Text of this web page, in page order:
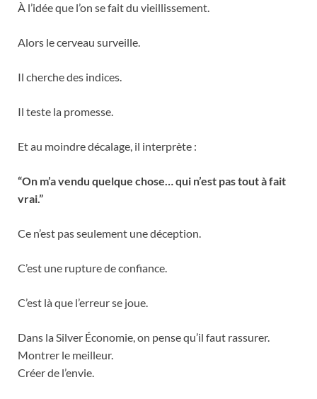
À l’idée que l’on se fait du vieillissement.
Alors le cerveau surveille.
Il cherche des indices.
Il teste la promesse.
Et au moindre décalage, il interprète :
“On m’a vendu quelque chose… qui n’est pas tout à fait
vrai.”
Ce n’est pas seulement une déception.
C’est une rupture de confiance.
C’est là que l’erreur se joue.
Dans la Silver Économie, on pense qu’il faut rassurer.
Montrer le meilleur.
Créer de l’envie.